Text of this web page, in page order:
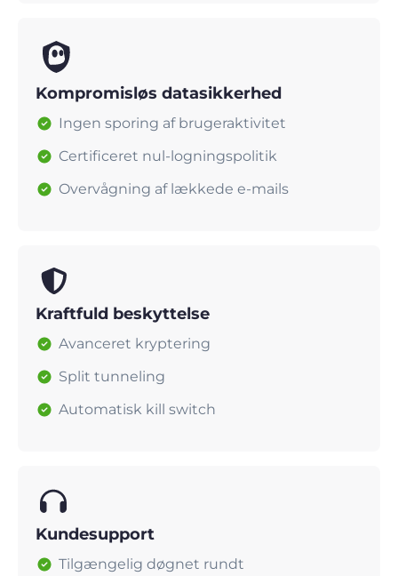
Kompromisløs datasikkerhed
Ingen sporing af brugeraktivitet
Certificeret nul-logningspolitik
Overvågning af lækkede e-mails
Kraftfuld beskyttelse
Avanceret kryptering
Split tunneling
Automatisk kill switch
Kundesupport
Tilgængelig døgnet rundt